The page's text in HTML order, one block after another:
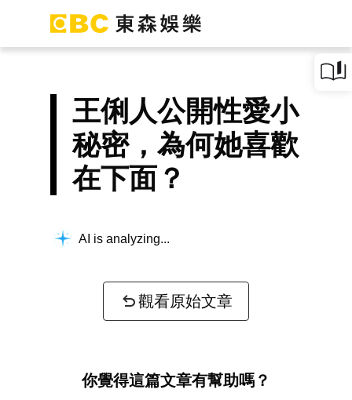
王俐人公開性愛小
秘密，為何她喜歡
在下面？
AI is analyzing...
觀看原始文章
你覺得這篇文章有幫助嗎？